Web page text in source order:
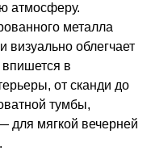
атмосферу.
металла
визуально облегчает
в
от сканди до
тумбы,
для мягкой вечерней